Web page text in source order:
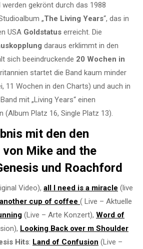
gekrönt durch das 1988
„The Living Years“, das in
USA Goldstatus erreicht. Die
daraus erklimmt in den
sich beeindruckende 20 Wochen in
startet die Band kaum minder
11 Wochen in den Charts) und auch in
mit „Living Years“ einen
(Album Platz 16, Single Platz 13).
mit den den
Mike and the
und Roachford
Video), all I need is a miracle (live
another cup of coffee ( Live – Aktuelle
(Live – Arte Konzert), Word of
Looking Back over m Shoulder
Hits: Land of Confusion (Live –